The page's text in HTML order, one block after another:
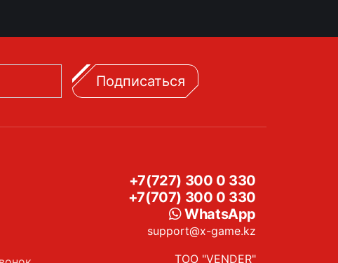
Подписаться
+7(727) 300 0 330
+7(707) 300 0 330
WhatsApp
support@x-game.kz
ТОО "VENDER"